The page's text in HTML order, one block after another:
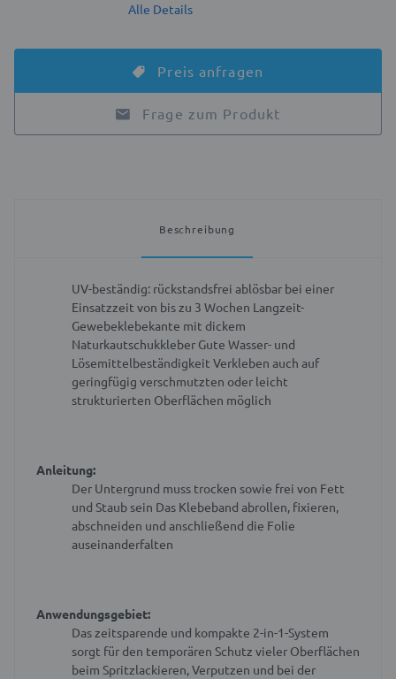
Alle Details
Preis anfragen
Frage zum Produkt
Beschreibung
UV-beständig: rückstandsfrei ablösbar bei einer
Einsatzzeit von bis zu 3 Wochen Langzeit-
Gewebeklebekante mit dickem
Naturkautschukkleber Gute Wasser- und
Lösemittelbeständigkeit Verkleben auch auf
geringfügig verschmutzten oder leicht
strukturierten Oberflächen möglich
Anleitung:
Der Untergrund muss trocken sowie frei von Fett
und Staub sein Das Klebeband abrollen, fixieren,
abschneiden und anschließend die Folie
auseinanderfalten
Anwendungsgebiet:
Das zeitsparende und kompakte 2-in-1-System
sorgt für den temporären Schutz vieler Oberflächen
beim Spritzlackieren, Verputzen und bei der